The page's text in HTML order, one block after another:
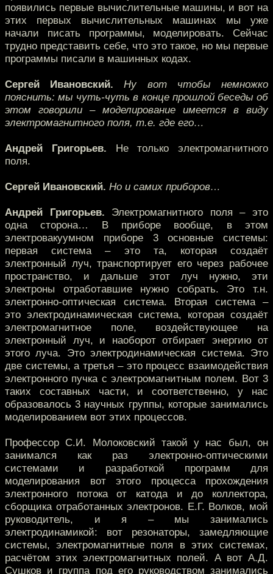
появились первые вычислительные машины, и вот на
этих первых вычислительных машинах мы уже
начали писать программы, моделировать. Сейчас
трудно представить себе, что это такое, но мы первые
программы писали в машинных кодах.
Сергей Ивановский. Ну вот чтобы немножко
пояснить: мы чуть-чуть в конце прошлой беседы об
этом говорили – моделирование имеется в виду
электромагнитного поля, т.е. где его…
Андрей Григорьев. Не только электромагнитного
поля.
Сергей Ивановский. Но и самих приборов…
Андрей Григорьев. Электромагнитного поля – это
одна сторона… В приборе вообще, в этом
электровакуумном приборе 3 основные системы:
первая система – это та, которая создаёт
электронный луч, транспортирует его через рабочее
пространство, и дальше этот луч нужно, эти
электроны отработавшие нужно собрать. Это т.н.
электронно-оптическая система. Вторая система –
это электродинамическая система, которая создаёт
электромагнитное поле, воздействующее на
электронный луч, и наоборот отбирает энергию от
этого луча. Это электродинамическая система. Это
две системы, а третья – это процесс взаимодействия
электронного пучка с электромагнитным полем. Вот 3
таких составных части, и соответственно, у нас
образовалось 3 научных группы, которые занимались
моделированием вот этих процессов.
Профессор С.И. Молоковский такой у нас был, он
занимался как раз электронно-оптическими
системами и разработкой программ для
моделирования вот этого процесса прохождения
электронного потока от катода и до коллектора,
сборщика отработанных электронов. Е.Г. Волков, мой
руководитель, и я – мы занимались
электродинамикой: вот резонаторы, замедляющие
системы, электромагнитные поля в этих системах,
расчётом этих электромагнитных полей. А вот А.Д.
Сушков и группа под его руководством занимались